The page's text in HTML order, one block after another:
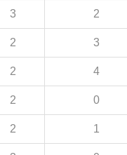
3 2
2 3
2 4
2 0
2 1